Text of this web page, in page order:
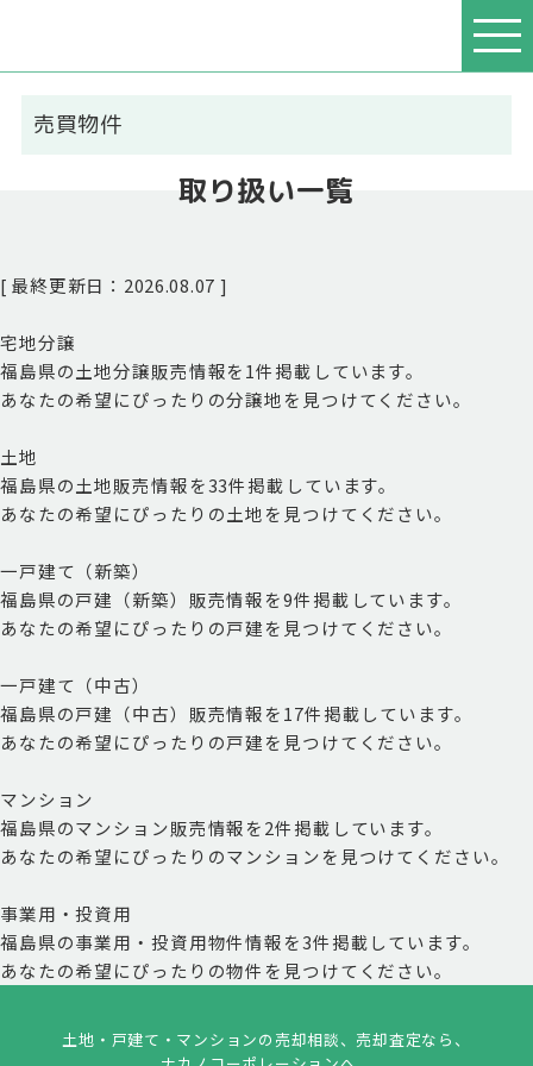
売買物件
取り扱い一覧
[ 最終更新日：2026.08.07 ]
宅地分譲
福島県の土地分譲販売情報を1件掲載しています。
あなたの希望にぴったりの分譲地を見つけてください。
土地
福島県の土地販売情報を33件掲載しています。
あなたの希望にぴったりの土地を見つけてください。
一戸建て（新築）
福島県の戸建（新築）販売情報を9件掲載しています。
あなたの希望にぴったりの戸建を見つけてください。
一戸建て（中古）
福島県の戸建（中古）販売情報を17件掲載しています。
あなたの希望にぴったりの戸建を見つけてください。
マンション
福島県のマンション販売情報を2件掲載しています。
あなたの希望にぴったりのマンションを見つけてください。
事業用・投資用
福島県の事業用・投資用物件情報を3件掲載しています。
あなたの希望にぴったりの物件を見つけてください。
土地・戸建て・マンションの売却相談、売却査定なら、